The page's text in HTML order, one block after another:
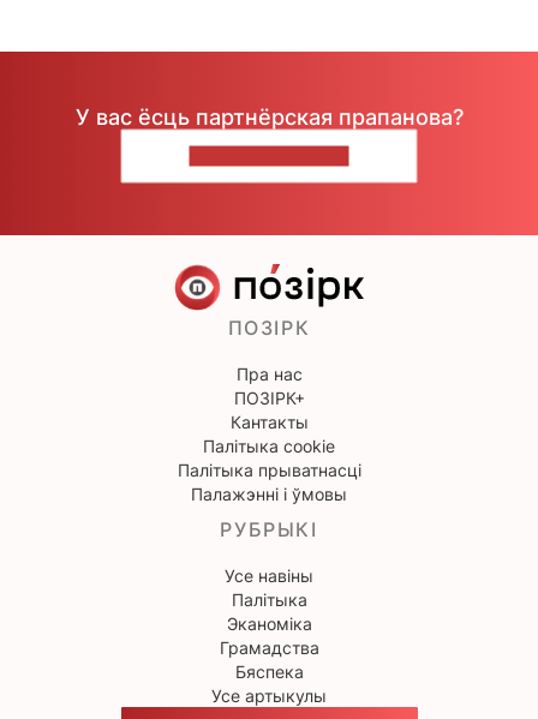
У вас ёсць партнёрская прапанова?
ПОЗІРК
Пра нас
ПОЗІРК+
Кантакты
Палітыка cookie
Палітыка прыватнасці
Палажэнні і ўмовы
РУБРЫКІ
Усе навіны
Палітыка
Эканоміка
Грамадства
Бяспека
Усе артыкулы